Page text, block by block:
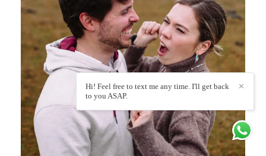
✕
Hi! Feel free to text me any time. I'll get back
to you ASAP.